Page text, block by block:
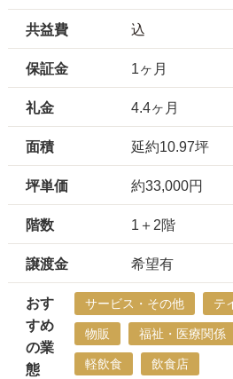
共益費 込
保証金 1ヶ月
礼金 4.4ヶ月
面積 延約10.97坪
坪単価 約33,000円
階数 1＋2階
譲渡金 希望有
おす
すめ
の業
態
サービス・その他 テ
物販 福祉・医療関係
軽飲食 飲食店